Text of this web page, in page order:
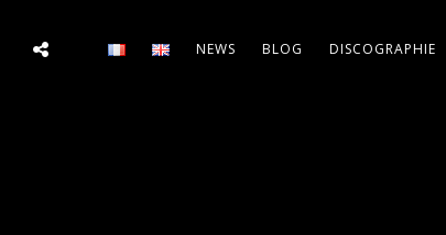
NEWS BLOG DISCOGRAPHIE